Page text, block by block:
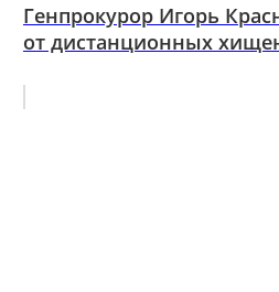
Генпрокурор Игорь
от дистанционных